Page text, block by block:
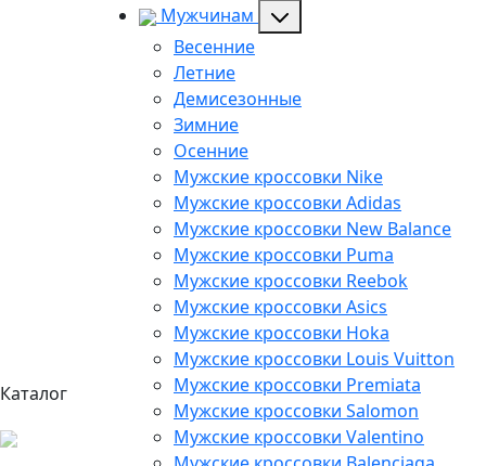
Каталог
Мужчинам
Весенние
Летние
Демисезонные
Зимние
Осенние
Мужские кроссовки Nike
Мужские кроссовки Adidas
Мужские кроссовки New Balance
Мужские кроссовки Puma
Мужские кроссовки Reebok
Мужские кроссовки Asics
Мужские кроссовки Hoka
Мужские кроссовки Louis Vuitton
Мужские кроссовки Premiata
Мужские кроссовки Salomon
Мужские кроссовки Valentino